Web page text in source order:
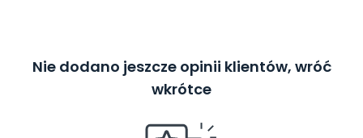
Nie dodano jeszcze opinii klientów, wróć
wkrótce